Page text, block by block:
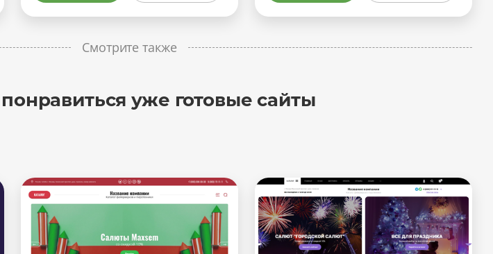
Смотрите также
уже готовые сайты